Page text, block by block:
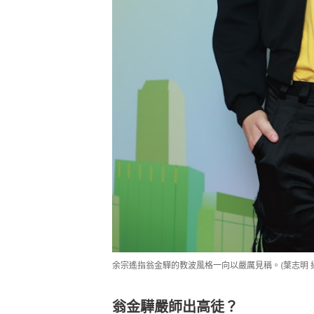
余宗遙指翁金驊的教波風格一向以嚴厲見稱。(葉志明
翁金驊嚴師出高徒？